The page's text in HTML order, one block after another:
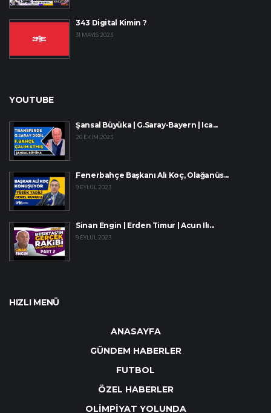
343 Digital Kimin ?
31 MAYIS 2023
YOUTUBE
Şansal Büyüka | G.Saray-Bayern | Ica...
26 EKIM 2023
Fenerbahçe Başkanı Ali Koç, Olağanüs...
9 EYLÜL 2023
Sinan Engin | Erden Timur | Acun Ilı...
9 EYLÜL 2023
HIZLI MENÜ
ANASAYFA
GÜNDEM HABERLER
FUTBOL
ÖZEL HABERLER
OLİMPİYAT YOLUNDA